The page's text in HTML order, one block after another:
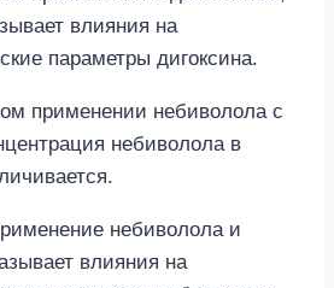
влияния на
параметры дигоксина.
применении небиволола с
небиволола в
небиволола и
влияния на